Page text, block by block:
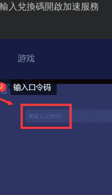
入兌換碼開啟加速服務